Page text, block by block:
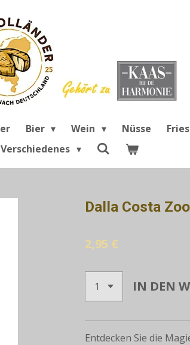
Bier Wein Nüsse
Verschiedenes
Dalla Costa
2,95 €
IN DEN
Entdecken Sie die